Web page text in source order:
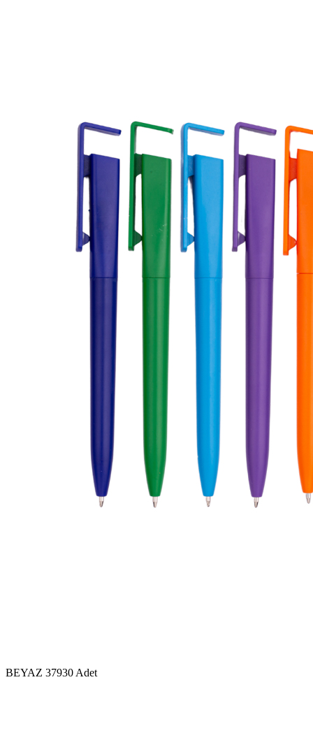
BEYAZ 37930 Adet